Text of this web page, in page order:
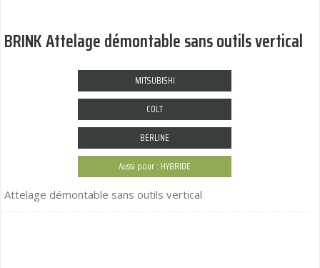
BRINK Attelage démontable sans outils vertical
MITSUBISHI
COLT
BERLINE
Aussi pour : HYBRIDE
Attelage démontable sans outils vertical